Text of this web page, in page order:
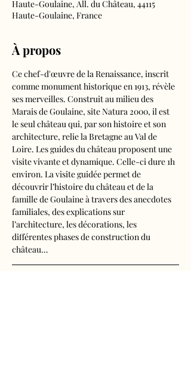
Haute-Goulaine, All. du Château, 44115
Haute-Goulaine, France
À propos
Ce chef-d'œuvre de la Renaissance, inscrit
comme monument historique en 1913, révèle
ses merveilles. Construit au milieu des
Marais de Goulaine, site Natura 2000, il est
le seul château qui, par son histoire et son
architecture, relie la Bretagne au Val de
Loire. Les guides du château proposent une
visite vivante et dynamique. Celle-ci dure 1h
environ. La visite guidée permet de
découvrir l’histoire du château et de la
famille de Goulaine à travers des anecdotes
familiales, des explications sur
l’architecture, les décorations, les
différentes phases de construction du
château…